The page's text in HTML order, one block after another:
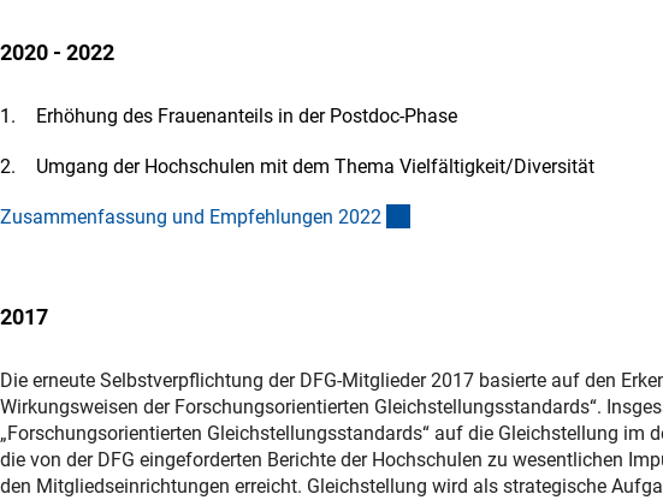
2020 - 2022
Erhöhung des Frauenanteils in der Postdoc-Phase
Umgang der Hochschulen mit dem Thema Vielfältigkeit/Diversität
Zusammenfassung und Empfehlungen 2022
2017
Die erneute Selbstverpflichtung der DFG-Mitglieder 2017 basierte auf den
Wirkungsweisen der Forschungsorientierten Gleichstellungsstandards“.
„Forschungsorientierten Gleichstellungsstandards“ auf die Gleichstellung
die von der DFG eingeforderten Berichte der Hochschulen zu wesentlichen
den Mitgliedseinrichtungen erreicht. Gleichstellung wird als strategische